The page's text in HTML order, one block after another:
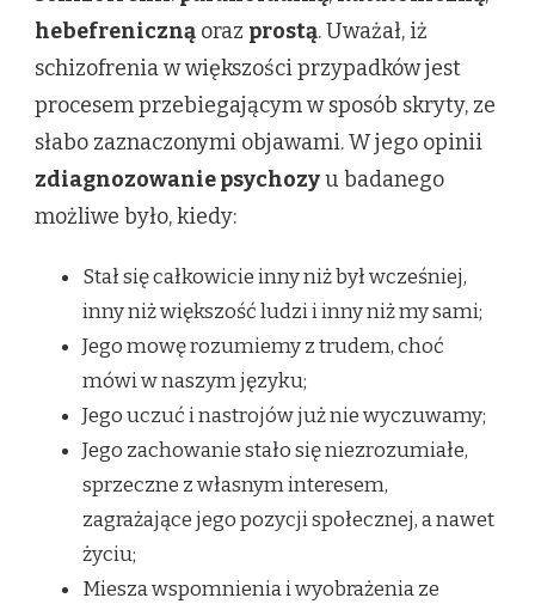
hebefreniczną oraz prostą. Uważał, iż
schizofrenia w większości przypadków jest
procesem przebiegającym w sposób skryty, ze
słabo zaznaczonymi objawami. W jego opinii
zdiagnozowanie psychozyu badanego
możliwe było, kiedy:
Stał się całkowicie inny niż był wcześniej,
inny niż większość ludzi i inny niż my sami;
Jego mowę rozumiemy z trudem, choć
mówi w naszym języku;
Jego uczuć i nastrojów już nie wyczuwamy;
Jego zachowanie stało się niezrozumiałe,
sprzeczne z własnym interesem,
zagrażające jego pozycji społecznej, a nawet
życiu;
Miesza wspomnienia i wyobrażenia ze